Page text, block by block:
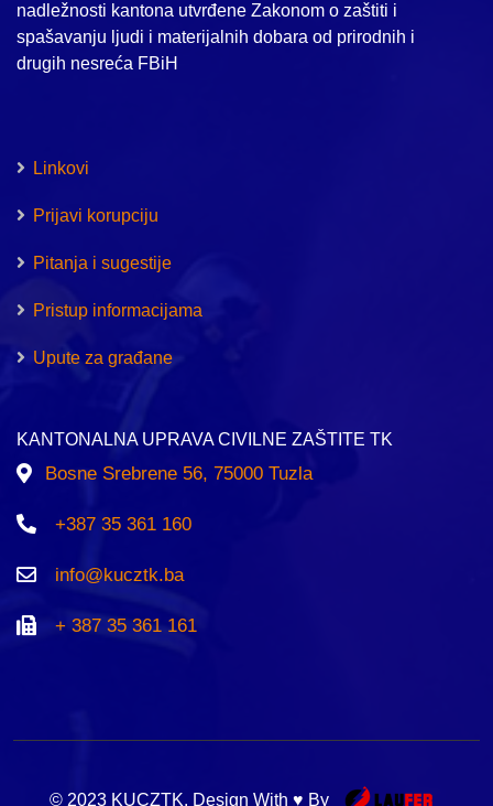
nadležnosti kantona utvrđene Zakonom o zaštiti i
spašavanju ljudi i materijalnih dobara od prirodnih i
drugih nesreća FBiH
Linkovi
Prijavi korupciju
Pitanja i sugestije
Pristup informacijama
Upute za građane
KANTONALNA UPRAVA CIVILNE ZAŠTITE TK
Bosne Srebrene 56, 75000 Tuzla
+387 35 361 160
info@kucztk.ba
+ 387 35 361 161
© 2023 KUCZTK. Design With ♥ By